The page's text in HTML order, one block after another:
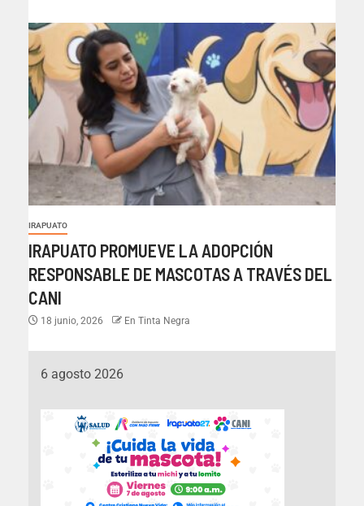
IRAPUATO
IRAPUATO PROMUEVE LA ADOPCIÓN
RESPONSABLE DE MASCOTAS A TRAVÉS DEL
CANI
18 junio, 2026 En Tinta Negra
6 agosto 2026